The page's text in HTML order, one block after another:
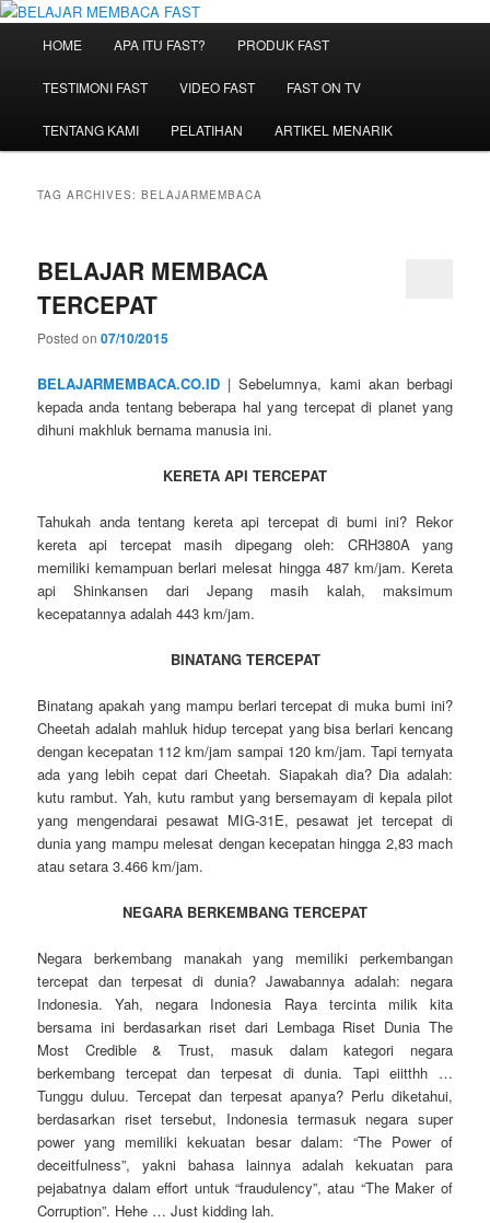
Skip
primary
content
Skip
secondary
contentBELAJAR MEMBACA FAST
Belajar Membaca Anak | Buku Belajar Membaca | Cara Cepat Belajar
100 4433
HOME APA ITU FAST? PRODUK FAST
TESTIMONI FAST VIDEO FAST FAST ON TV
TENTANG KAMI PELATIHAN ARTIKEL MENARIK
TAG ARCHIVES:BELAJARMEMBACA
BELAJAR MEMBACA
TERCEPAT
Posted on07/10/2015
BELAJARMEMBACA.CO.ID | Sebelumnya, kami akan berbagi
kepada anda tentang beberapa hal yang tercepat di planet yang
dihuni makhluk bernama manusia ini.
KERETA API TERCEPAT
Tahukah anda tentang kereta api tercepat di bumi ini? Rekor
kereta api tercepat masih dipegang oleh: CRH380A yang
memiliki kemampuan berlari melesat hingga 487 km/jam. Kereta
api Shinkansen dari Jepang masih kalah, maksimum
kecepatannya adalah 443 km/jam.
BINATANG TERCEPAT
Binatang apakah yang mampu berlari tercepat di muka bumi ini?
Cheetah adalah mahluk hidup tercepat yang bisa berlari kencang
dengan kecepatan 112 km/jam sampai 120 km/jam. Tapi ternyata
ada yang lebih cepat dari Cheetah. Siapakah dia? Dia adalah:
kutu rambut. Yah, kutu rambut yang bersemayam di kepala pilot
yang mengendarai pesawat MIG-31E, pesawat jet tercepat di
dunia yang mampu melesat dengan kecepatan hingga 2,83 mach
atau setara 3.466 km/jam.
NEGARA BERKEMBANG TERCEPAT
Negara berkembang manakah yang memiliki perkembangan
tercepat dan terpesat di dunia? Jawabannya adalah: negara
Indonesia. Yah, negara Indonesia Raya tercinta milik kita
bersama ini berdasarkan riset dari Lembaga Riset Dunia The
Most Credible & Trust, masuk dalam kategori negara
berkembang tercepat dan terpesat di dunia. Tapi eiitthh …
Tunggu duluu. Tercepat dan terpesat apanya? Perlu diketahui,
berdasarkan riset tersebut, Indonesia termasuk negara super
power yang memiliki kekuatan besar dalam: “The Power of
deceitfulness”, yakni bahasa lainnya adalah kekuatan para
pejabatnya dalam effort untuk “fraudulency”, atau “The Maker of
Corruption”. Hehe … Just kidding lah.